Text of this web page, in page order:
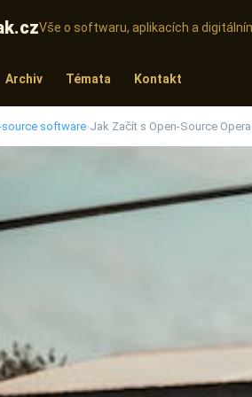
Vše o softwaru, aplikacích a
Archiv Témata Kontakt
source software›Jak Začít s Open-Source